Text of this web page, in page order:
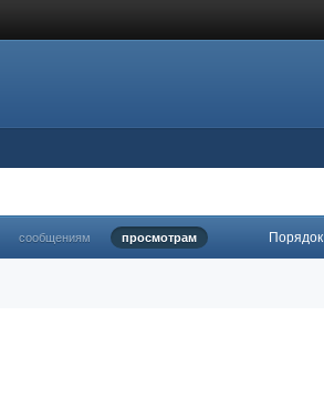
сообщениям просмотрам Порядок